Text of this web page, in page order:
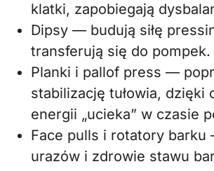
klatki, zapobiegają
Dipsy — budują siłę
transferują się do pompek.
Planki i pallof press —
stabilizację tułowia, dzięki
energii „ucieka” w czasie
Face pulls i rotatory
urazów i zdrowie stawu